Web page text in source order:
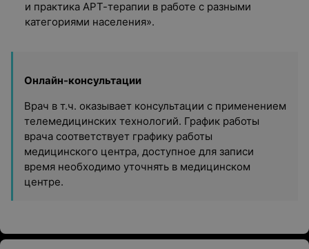
и практика АРТ-терапии в работе с разными
категориями населения».
Онлайн-консультации
Врач в т.ч. оказывает консультации с применением
телемедицинских технологий. График работы
врача соответствует графику работы
медицинского центра, доступное для записи
время необходимо уточнять в медицинском
центре.